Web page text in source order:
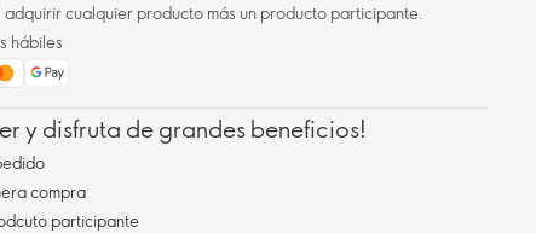
cualquier producto más un producto participante.
hábiles
y disfruta de grandes beneficios!
compra
participante